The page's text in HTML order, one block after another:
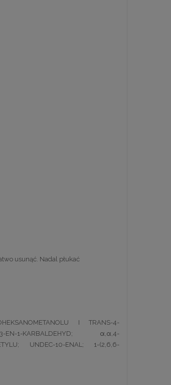
usunąć. Nadal płukać
I TRANS-4-
3-EN-1-KARBALDEHYD; α,α,4-
UNDEC-10-ENAL; 1-(2,6,6-